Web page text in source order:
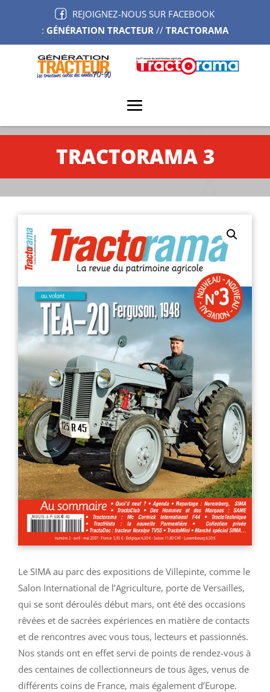
REJOIGNEZ-NOUS SUR FACEBOOK
: GÉNÉRATION TRACTEUR// TRACTORAMA
TRACTORAMA 3
Le SIMA au parc des expositions de Villepinte, comme le
Salon International de l’Agriculture, porte de Versailles,
qui se sont déroulés début mars, ont été des occasions
rêvées et de sacrées expériences en matière de contacts
et de rencontres avec vous tous, lecteurs et passionnés.
Nos stands ont en effet servi de points de rendez-vous à
des centaines de collectionneurs de tous âges, venus de
différents coins de France, mais également d’Europe.